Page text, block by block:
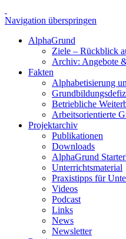
Navigation überspringen
AlphaGrund
Ziele – Rückblick
Archiv: Angebote
Fakten
Alphabetisierung
Betriebliche
Arbeitsorientierte
Projektarchiv
Publikationen
Downloads
AlphaGrund
Unterrichtsmaterial
Praxistipps für
Videos
Podcast
Links
News
Newsletter